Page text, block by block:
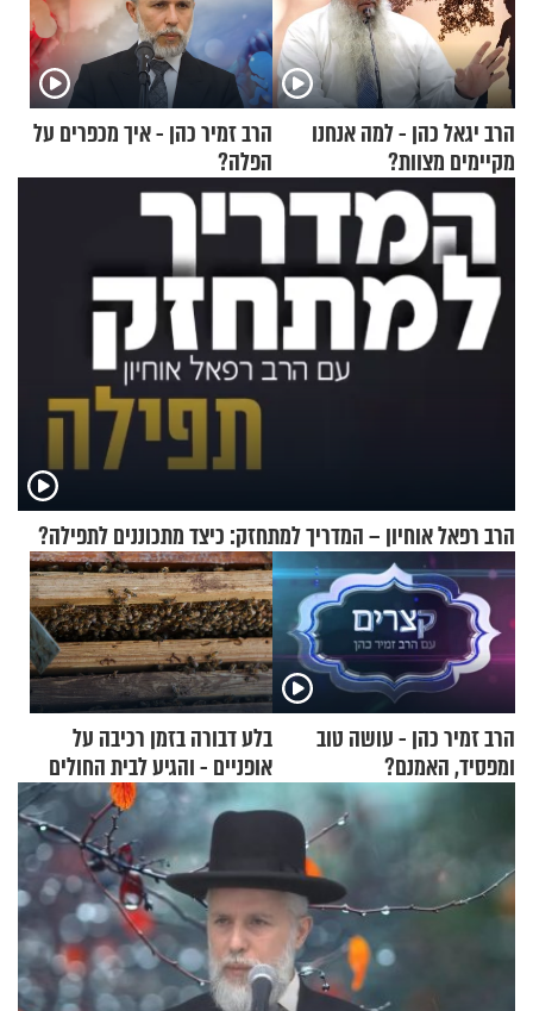
הרב יגאל כהן - למה אנחנו
מקיימים מצוות?
הרב זמיר כהן - איך מכפרים על
הפלה?
הרב רפאל אוחיון – המדריך למתחזק: כיצד מתכוננים לתפילה?
הרב זמיר כהן - עושה טוב
ומפסיד, האמנם?
בלע דבורה בזמן רכיבה על
אופניים - והגיע לבית החולים
במצב מסכן חיים